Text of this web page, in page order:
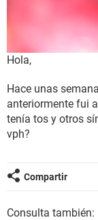
Hola,
Hace unas
anteriormente fui
tenía tos y otros
vph?
Compartir
Consulta también: